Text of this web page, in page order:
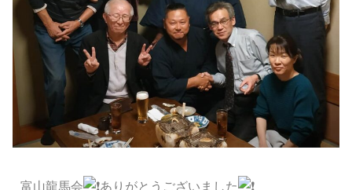
富山龍馬会
ありがとうございました